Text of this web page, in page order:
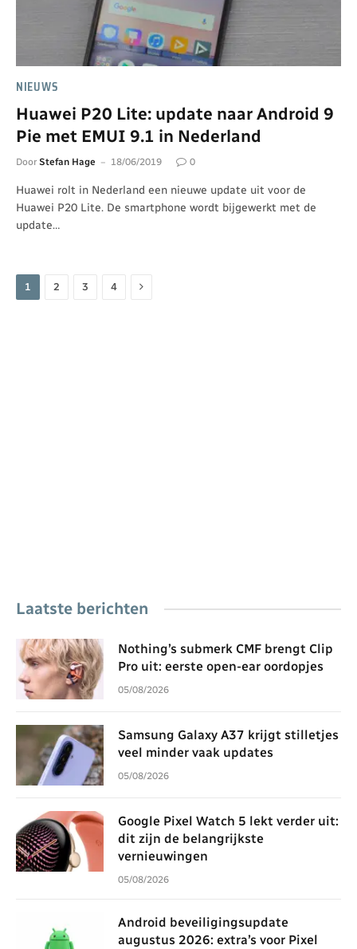
NIEUWS
Huawei P20 Lite: update naar Android 9
Pie met EMUI 9.1 in Nederland
Door Stefan Hage 18/06/2019 0
Huawei rolt in Nederland een nieuwe update uit voor de
Huawei P20 Lite. De smartphone wordt bijgewerkt met de
update…
1 2 3 4 Volgende
Laatste berichten
Nothing’s submerk CMF brengt Clip
Pro uit: eerste open-ear oordopjes
05/08/2026
Samsung Galaxy A37 krijgt stilletjes
veel minder vaak updates
05/08/2026
Google Pixel Watch 5 lekt verder uit:
dit zijn de belangrijkste
vernieuwingen
05/08/2026
Android beveiligingsupdate
augustus 2026: extra’s voor Pixel